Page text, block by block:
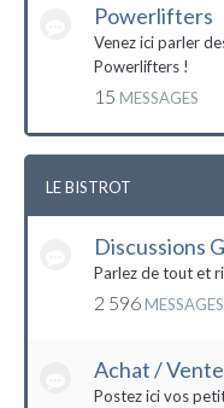
Powerlifters
Venez ici parler
Powerlifters !
15 MESSAGES
LE BISTROT
Discussions
Parlez de tout et
2 596 MESSAGES
Achat / Vente
Postez ici vos